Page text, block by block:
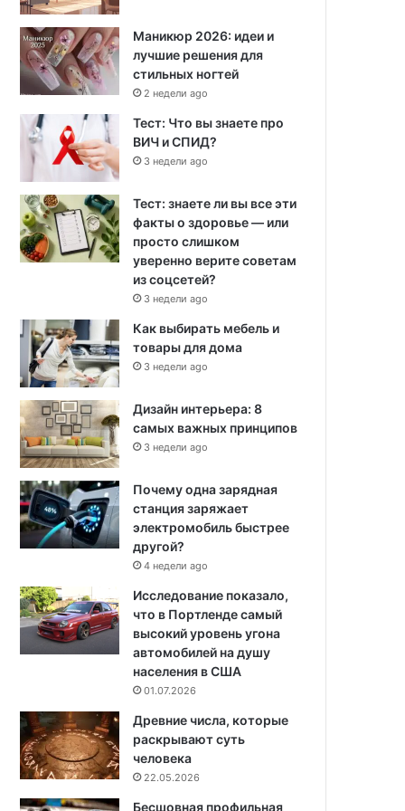
Маникюр 2026: идеи и
лучшие решения для
стильных ногтей
2 недели ago
Тест: Что вы знаете про
ВИЧ и СПИД?
3 недели ago
Тест: знаете ли вы все эти
факты о здоровье — или
просто слишком
уверенно верите советам
из соцсетей?
3 недели ago
Как выбирать мебель и
товары для дома
3 недели ago
Дизайн интерьера: 8
самых важных принципов
3 недели ago
Почему одна зарядная
станция заряжает
электромобиль быстрее
другой?
4 недели ago
Исследование показало,
что в Портленде самый
высокий уровень угона
автомобилей на душу
населения в США
01.07.2026
Древние числа, которые
раскрывают суть
человека
22.05.2026
Бесшовная профильная